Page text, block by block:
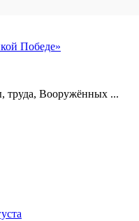
Победе»
труда, Вооружённых ...